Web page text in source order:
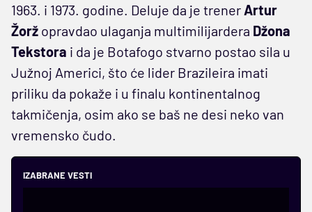
1963. i 1973. godine. Deluje da je trener Artur
Žorž opravdao ulaganja multimilijardera Džona
Tekstora i da je Botafogo stvarno postao sila u
Južnoj Americi, što će lider Brazileira imati
priliku da pokaže i u finalu kontinentalnog
takmičenja, osim ako se baš ne desi neko van
vremensko čudo.
IZABRANE VESTI